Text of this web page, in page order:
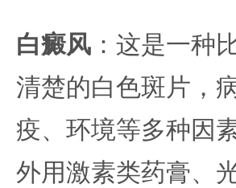
白癜风 ：这是一种
清楚的白色斑片，
疫、环境等多种因
外用激素类药膏、